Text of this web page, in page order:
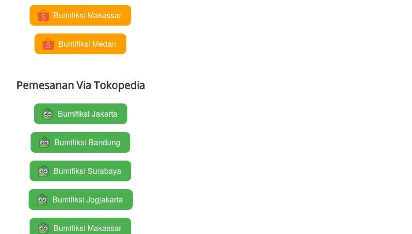
` Bumifiksi Makassar
` Bumifiksi Medan
Pemesanan Via Tokopedia
` Bumifiksi Jakarta
` Bumifiksi Bandung
` Bumifiksi Surabaya
` Bumifiksi Jogjakarta
` Bumifiksi Makassar